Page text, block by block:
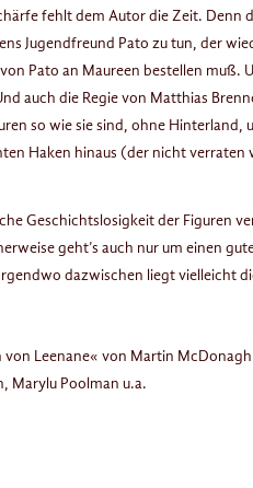
fehlt dem Autor die Zeit. Denn
Jugendfreund Pato zu tun, der
Pato an Maureen bestellen muß.
auch die Regie von Matthias
so wie sie sind, ohne Hinterland,
Haken hinaus (der nicht
Geschichtslosigkeit der Figuren
geht’s auch nur um einen
dazwischen liegt vielleicht
Leenane« von Martin McDonagh
Marylu Poolman u.a.